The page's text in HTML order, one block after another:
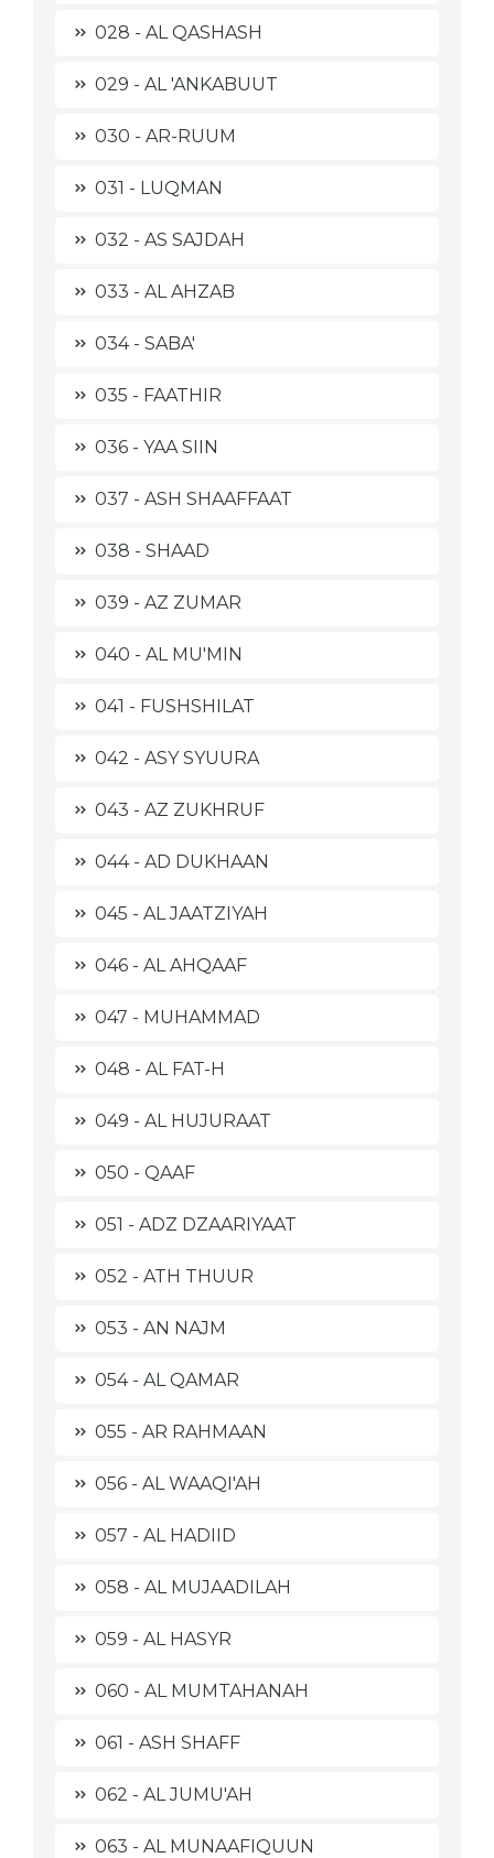
028 - AL QASHASH
029 - AL 'ANKABUUT
030 - AR-RUUM
031 - LUQMAN
032 - AS SAJDAH
033 - AL AHZAB
034 - SABA'
035 - FAATHIR
036 - YAA SIIN
037 - ASH SHAAFFAAT
038 - SHAAD
039 - AZ ZUMAR
040 - AL MU'MIN
041 - FUSHSHILAT
042 - ASY SYUURA
043 - AZ ZUKHRUF
044 - AD DUKHAAN
045 - AL JAATZIYAH
046 - AL AHQAAF
047 - MUHAMMAD
048 - AL FAT-H
049 - AL HUJURAAT
050 - QAAF
051 - ADZ DZAARIYAAT
052 - ATH THUUR
053 - AN NAJM
054 - AL QAMAR
055 - AR RAHMAAN
056 - AL WAAQI'AH
057 - AL HADIID
058 - AL MUJAADILAH
059 - AL HASYR
060 - AL MUMTAHANAH
061 - ASH SHAFF
062 - AL JUMU'AH
063 - AL MUNAAFIQUUN